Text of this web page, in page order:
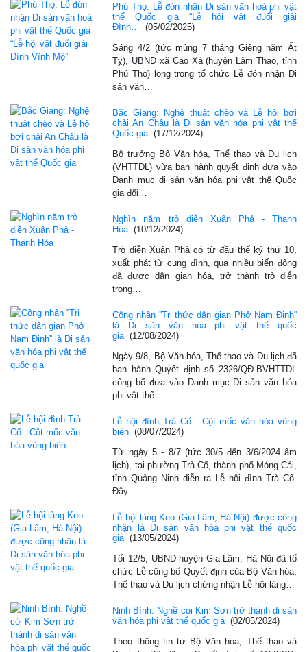
Phú Thọ: Lễ đón nhận Di sản văn hoá phi vật
thể Quốc gia “Lễ hội vật đuổi giải
Đình…
(05/02/2025)
Sáng 4/2 (tức mùng 7 tháng Giêng năm Ất
Tỵ), UBND xã Cao Xá (huyện Lâm Thao, tỉnh
Phú Thọ) long trọng tổ chức Lễ đón nhận Di
sản văn…
Bắc Giang: Nghệ thuật chèo và Lễ hội bơi
chải An Châu là Di sản văn hóa phi vật thể
Quốc gia (17/12/2024)
Bộ trưởng Bộ Văn hóa, Thể thao và Du lịch
(VHTTDL) vừa ban hành quyết định đưa vào
Danh mục di sản văn hóa phi vật thể Quốc
gia đối…
Nghìn năm trò diễn Xuân Phả - Thanh
Hóa (10/12/2024)
Trò diễn Xuân Phả có từ đầu thế kỷ thứ 10,
xuất phát từ cung đình, qua nhiều biến động
đã được dân gian hóa, trở thành trò diễn
trong…
Công nhận ''Tri thức dân gian Phở Nam Định''
là Di sản văn hóa phi vật thể quốc
gia (12/08/2024)
Ngày 9/8, Bộ Văn hóa, Thể thao và Du lịch đã
ban hành Quyết định số 2326/QĐ-BVHTTDL
công bố đưa vào Danh mục Di sản văn hóa
phi vật thể…
Lễ hội đình Trà Cổ - Cột mốc văn hóa vùng
biên (08/07/2024)
Từ ngày 5 - 8/7 (tức 30/5 đến 3/6/2024 âm
lịch), tại phường Trà Cổ, thành phố Móng Cái,
tỉnh Quảng Ninh diễn ra Lễ hội đình Trà Cổ.
Đây…
Lễ hội làng Keo (Gia Lâm, Hà Nội) được công
nhận là Di sản văn hóa phi vật thể quốc
gia (13/05/2024)
Tối 12/5, UBND huyện Gia Lâm, Hà Nội đã tổ
chức Lễ công bố Quyết định của Bộ Văn hóa,
Thể thao và Du lịch chứng nhận Lễ hội làng…
Ninh Bình: Nghề cói Kim Sơn trở thành di sản
văn hóa phi vật thể quốc gia (02/05/2024)
Theo thông tin từ Bộ Văn hóa, Thể thao và